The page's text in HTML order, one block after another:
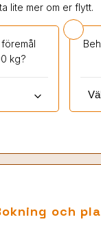
lite mer om er flytt.
kg?
keyboard_arrow_down
och